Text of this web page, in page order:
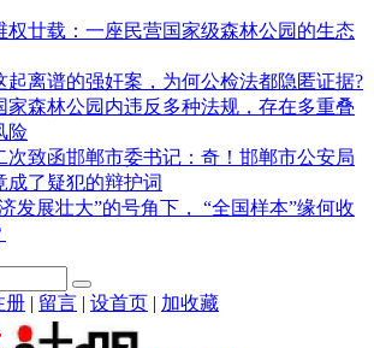
权廿载：一座民营国家级森林公园的生态
起离谱的强奸案，为何公检法都隐匿证据?
家森林公园内违反多种法规，存在多重叠
险
次致函邯郸市委书记：奇！邯郸市公安局
成了疑犯的辩护词
发展壮大”的号角下， “全国样本”缘何收
册 | 留言 | 设首页 | 加收藏